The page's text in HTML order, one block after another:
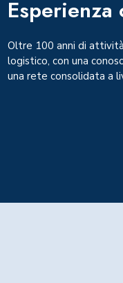
Esperienza
Oltre 100 anni di
logistico, con una
una rete consolidata a